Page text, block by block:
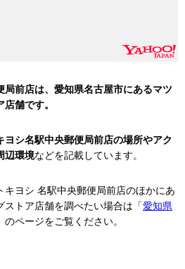
前店は、愛知県名古屋市にあるマツ
舗です。
ヨシ名駅中央郵便局前店の場所やアク
辺環境などを記載しています。
ヨシ 名駅中央郵便局前店のほかにあ
トア店舗を調べたい場合は「愛知県
のページをご覧ください。